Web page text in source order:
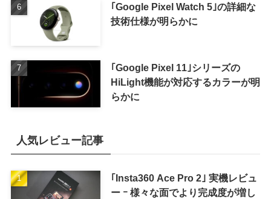
｢Google Pixel Watch 5｣の詳細な
技術仕様が明らかに
｢Google Pixel 11｣シリーズの
HiLight機能が対応するカラーが明
らかに
人気レビュー記事
｢Insta360 Ace Pro 2｣ 実機レビュ
ー ｰ 様々な面でより完成度が増し